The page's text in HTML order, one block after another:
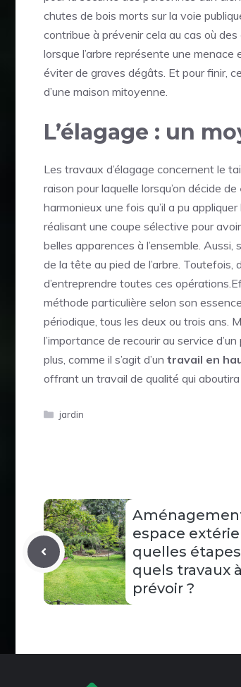
chutes de bois morts sur la voie
contribue à prévenir cela au cas où
lorsque l’arbre représente une
éviter de graves dégâts. Et pour finir,
d’une maison mitoyenne.
L’élagage : un
Les travaux d’élagage concernent le
raison pour laquelle lorsqu’on décide de
harmonieux une fois qu’il a pu
réalisant une coupe sélective pour
belles apparences à l’ensemble.
de la tête au pied de l’arbre.
d’entreprendre toutes ces
méthode particulière selon son
périodique, tous les deux ou trois ans.
l’importance de recourir au service
plus, comme il s’agit d’un travail en
offrant un travail de qualité qui
Catégories
jardin
espace
quelles
quels travaux à
prévoir ?